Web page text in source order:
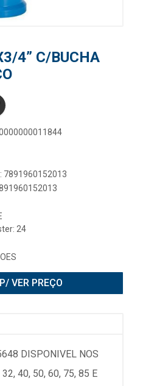
4” C/BUCHA
7891960152013
24
VER PREÇO
DISPONIVEL NOS
40, 50, 60, 75, 85 E